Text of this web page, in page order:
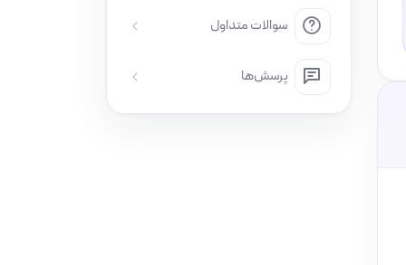
سوالات متداول
پرسش‌ها